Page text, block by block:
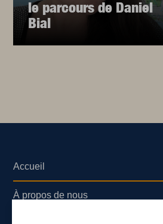
le parcours de Daniel
Bial
Accueil
À propos de nous